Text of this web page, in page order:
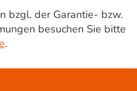
bzgl. der Garantie- bzw.
besuchen Sie bitte
.